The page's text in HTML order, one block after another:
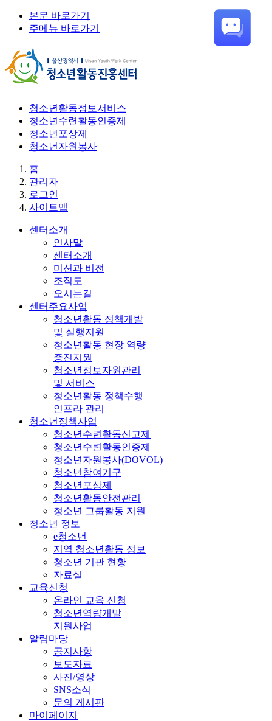
본문 바로가기
주메뉴 바로가기
청소년활동정보서비스
청소년수련활동인증제
청소년포상제
청소년자원봉사
홈
관리자
로그인
사이트맵
센터소개
인사말
센터소개
미션과 비전
조직도
오시는길
센터주요사업
청소년활동 정책개발
및 실행지원
청소년활동 현장 역량
증진지원
청소년정보자원관리
및 서비스
청소년활동 정책수행
인프라 관리
청소년정책사업
청소년수련활동신고제
청소년수련활동인증제
청소년자원봉사(DOVOL)
청소년참여기구
청소년포상제
청소년활동안전관리
청소년 그룹활동 지원
청소년 정보
e청소년
지역 청소년활동 정보
청소년 기관 현황
자료실
교육신청
온라인 교육 신청
청소년역량개발
지원사업
알림마당
공지사항
보도자료
사진/영상
SNS소식
문의 게시판
마이페이지